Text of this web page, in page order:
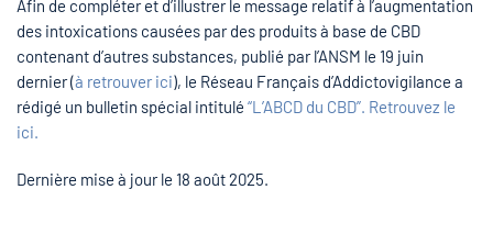
Afin de compléter et d’illustrer le message relatif à l’augmentation
des intoxications causées par des produits à base de CBD
contenant d’autres substances, publié par l’ANSM le 19 juin
dernier (à retrouver ici), le Réseau Français d’Addictovigilance a
rédigé un bulletin spécial intitulé “L’ABCD du CBD”. Retrouvez le
ici.
Dernière mise à jour le 18 août 2025.